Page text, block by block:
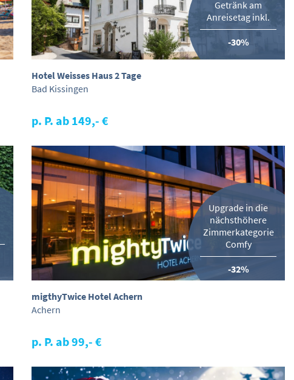
Getränk am
Anreisetag inkl.
-30%
Hotel Weisses Haus 2 Tage
Bad Kissingen
p. P. ab 149,- €
Upgrade in die
nächsthöhere
Zimmerkategorie
Comfy
-32%
migthyTwice Hotel Achern
Achern
p. P. ab 99,- €